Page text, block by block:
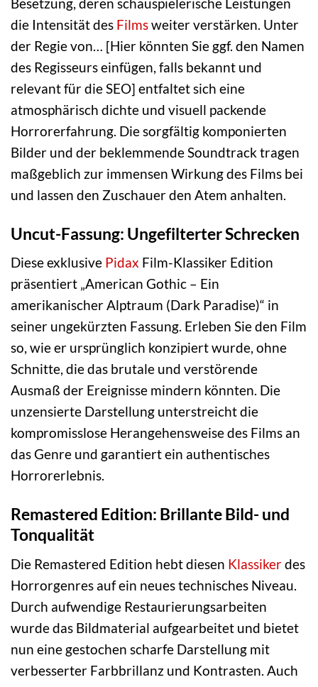
die Intensität des Filmsweiter verstärken. Unter
der Regie von… [Hier könnten Sie ggf. den Namen
des Regisseurs einfügen, falls bekannt und
relevant für die SEO] entfaltet sich eine
atmosphärisch dichte und visuell packende
Horrorerfahrung. Die sorgfältig komponierten
Bilder und der beklemmende Soundtrack tragen
maßgeblich zur immensen Wirkung des Films bei
und lassen den Zuschauer den Atem anhalten.
Uncut-Fassung: Ungefilterter Schrecken
Diese exklusive Pidax Film-Klassiker Edition
präsentiert „American Gothic – Ein
amerikanischer Alptraum (Dark Paradise)“ in
seiner ungekürzten Fassung. Erleben Sie den Film
so, wie er ursprünglich konzipiert wurde, ohne
Schnitte, die das brutale und verstörende
Ausmaß der Ereignisse mindern könnten. Die
unzensierte Darstellung unterstreicht die
kompromisslose Herangehensweise des Films an
das Genre und garantiert ein authentisches
Horrorerlebnis.
Remastered Edition: Brillante Bild- und
Tonqualität
Die Remastered Edition hebt diesen Klassikerdes
Horrorgenres auf ein neues technisches Niveau.
Durch aufwendige Restaurierungsarbeiten
wurde das Bildmaterial aufgearbeitet und bietet
nun eine gestochen scharfe Darstellung mit
verbesserter Farbbrillanz und Kontrasten. Auch